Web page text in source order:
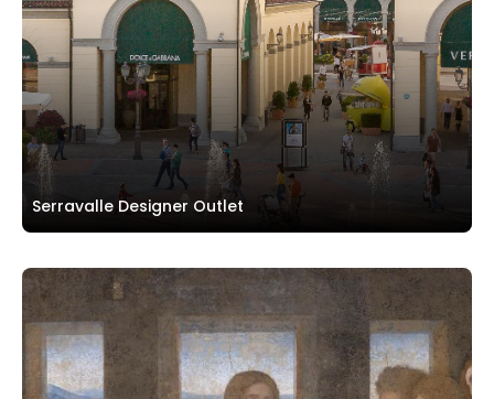
Serravalle Designer Outlet